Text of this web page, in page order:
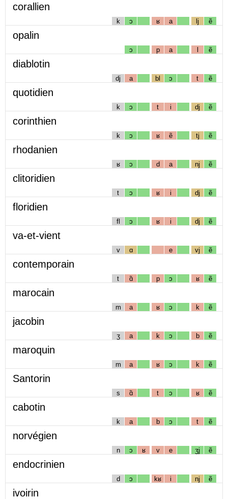
corallien
k ɔ ʁ a lj ẽ
opalin
ɔ p a l ẽ
diablotin
dj a bl ɔ t ẽ
quotidien
k ɔ t i dj ẽ
corinthien
k ɔ ʁ ẽ tj ẽ
rhodanien
ʁ ɔ d a nj ẽ
clitoridien
t ɔ ʁ i dj ẽ
floridien
fl ɔ ʁ i dj ẽ
va-et-vient
v ɑ e vj ẽ
contemporain
t ɑ̃ p ɔ ʁ ẽ
marocain
m a ʁ ɔ k ẽ
jacobin
ʒ a k ɔ b ẽ
maroquin
m a ʁ ɔ k ẽ
Santorin
s ɑ̃ t ɔ ʁ ẽ
cabotin
k a b ɔ t ẽ
norvégien
n ɔ ʁ v e ʒj ẽ
endocrinien
d ɔ kʁ i nj ẽ
ivoirin